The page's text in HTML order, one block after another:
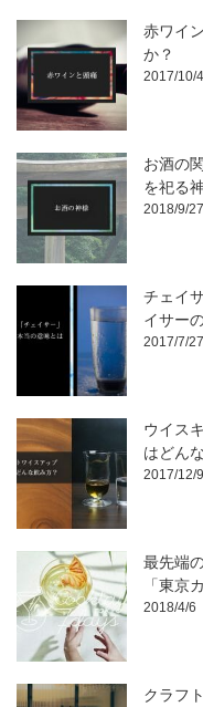
赤ワイ
か？
2017/10/4
お酒の
を祀る
2018/9/27
チェイ
イサー
2017/7/27
ウイス
はどん
2017/12/9
最先端
「東京
2018/4/6
クラフ